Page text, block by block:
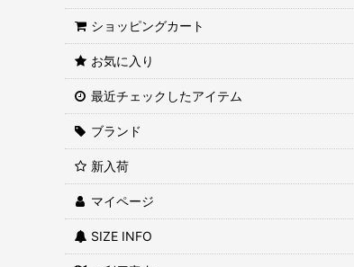
ショッピングカート
お気に入り
最近チェックしたアイテム
ブランド
新入荷
マイページ
SIZE INFO